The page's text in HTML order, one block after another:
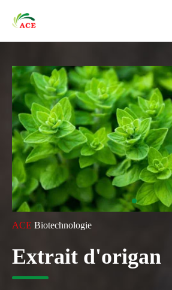
ACE Biotechnologie
Extrait d'origan